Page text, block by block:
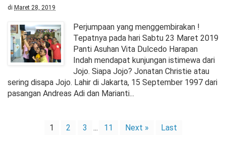
di Maret 28, 2019
Perjumpaan yang menggembirakan !
Tepatnya pada hari Sabtu 23 Maret 2019
Panti Asuhan Vita Dulcedo Harapan
Indah mendapat kunjungan istimewa dari
Jojo. Siapa Jojo? Jonatan Christie atau
sering disapa Jojo. Lahir di Jakarta, 15 September 1997 dari
pasangan Andreas Adi dan Marianti...
1 2 3 ... 11 Next » Last